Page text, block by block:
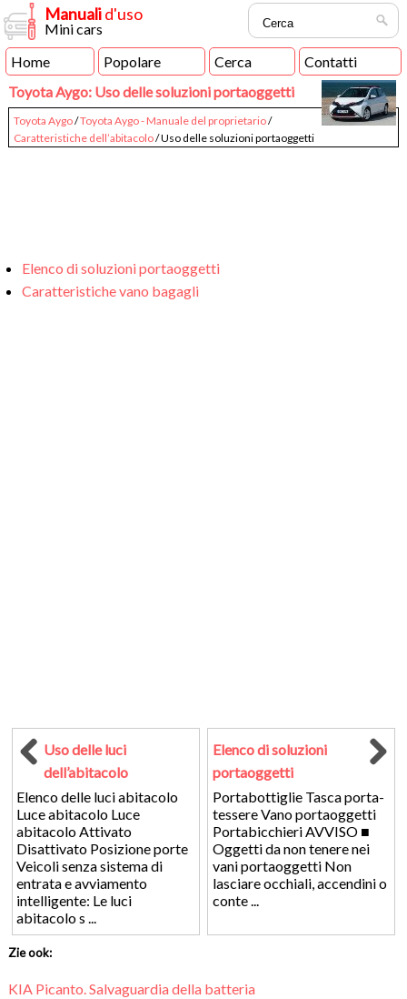
Manualid'uso
Mini cars
Home
Popolare Cerca
Contatti
Toyota Aygo: Uso delle soluzioni portaoggetti
Toyota Aygo/Toyota Aygo - Manuale del proprietario/
Caratteristiche dell’abitacolo/ Uso delle soluzioni portaoggetti
Elenco di soluzioni portaoggetti
Caratteristiche vano bagagli
Uso delle luci
dell’abitacolo
Elenco delle luci abitacolo
Luce abitacolo Luce
abitacolo Attivato
Disattivato Posizione porte
Veicoli senza sistema di
entrata e avviamento
intelligente: Le luci
abitacolo s ...
Elenco di soluzioni
portaoggetti
Portabottiglie Tasca porta-
tessere Vano portaoggetti
Portabicchieri AVVISO ■
Oggetti da non tenere nei
vani portaoggetti Non
lasciare occhiali, accendini o
conte ...
Zie ook:
KIA Picanto. Salvaguardia della batteria